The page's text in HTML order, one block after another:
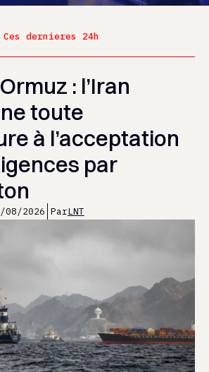
Ces dernieres 24h
: l’Iran
toute
à l’acceptation
par
08/2026 ParLNT